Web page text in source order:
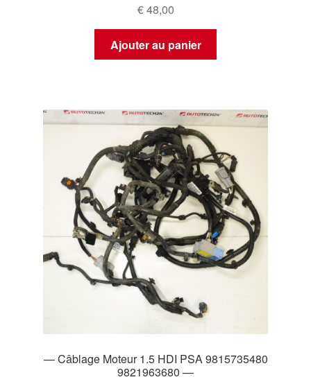
€48,00
Ajouter au panier
— Câblage Moteur 1.5 HDI PSA 9815735480
9821963680 —